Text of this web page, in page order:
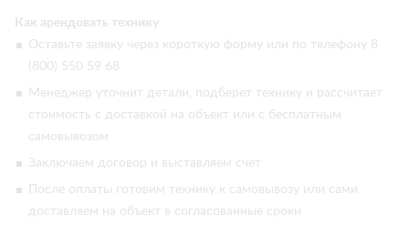
Как арендовать технику
Оставьте заявку через короткую форму или по телефону 8
(800) 550 59 68
Менеджер уточнит детали, подберет технику и рассчитает
стоимость с доставкой на объект или с бесплатным
самовывозом
Заключаем договор и выставляем счет
После оплаты готовим технику к самовывозу или сами
доставляем на объект в согласованные сроки